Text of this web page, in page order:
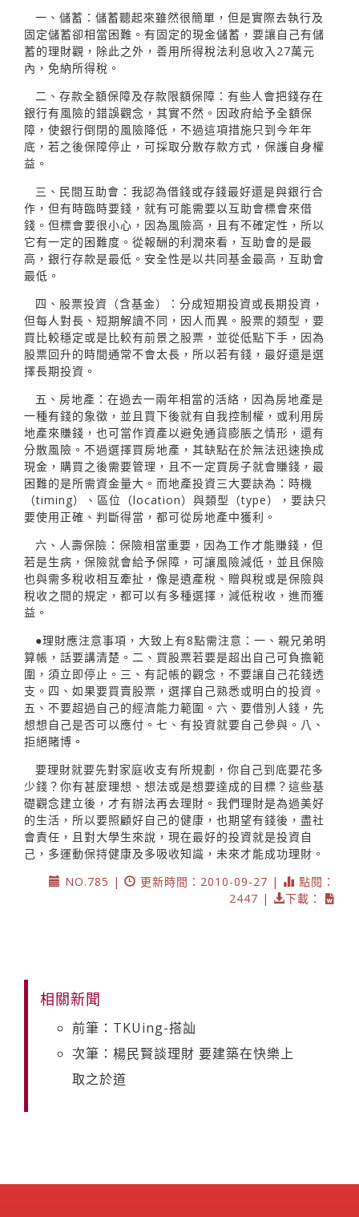
一、儲蓄：儲蓄聽起來雖然很簡單，但是實際去執行及
固定儲蓄卻相當困難。有固定的現金儲蓄，要讓自己有儲
蓄的理財觀，除此之外，善用所得稅法利息收入27萬元
內，免納所得稅。
二、存款全額保障及存款限額保障：有些人會把錢存在
銀行有風險的錯誤觀念，其實不然。因政府給予全額保
障，使銀行倒閉的風險降低，不過這項措施只到今年年
底，若之後保障停止，可採取分散存款方式，保護自身權
益。
三、民間互助會：我認為借錢或存錢最好還是與銀行合
作，但有時臨時要錢，就有可能需要以互助會標會來借
錢。但標會要很小心，因為風險高，且有不確定性，所以
它有一定的困難度。從報酬的利潤來看，互助會的是最
高，銀行存款是最低。安全性是以共同基金最高，互助會
最低。
四、股票投資（含基金）：分成短期投資或長期投資，
但每人對長、短期解讀不同，因人而異。股票的類型，要
買比較穩定或是比較有前景之股票，並從低點下手，因為
股票回升的時間通常不會太長，所以若有錢，最好還是選
擇長期投資。
五、房地產：在過去一兩年相當的活絡，因為房地產是
一種有錢的象徵，並且買下後就有自我控制權，或利用房
地產來賺錢，也可當作資產以避免通貨膨脹之情形，還有
分散風險。不過選擇買房地產，其缺點在於無法迅速換成
現金，購買之後需要管理，且不一定買房子就會賺錢，最
困難的是所需資金量大。而地產投資三大要訣為：時機
（timing）、區位（location）與類型（type），要訣只
要使用正確、判斷得當，都可從房地產中獲利。
六、人壽保險：保險相當重要，因為工作才能賺錢，但
若是生病，保險就會給予保障，可讓風險減低，並且保險
也與需多稅收相互牽扯，像是遺產稅、贈與稅或是保險與
稅收之間的規定，都可以有多種選擇，減低稅收，進而獲
益。
●理財應注意事項，大致上有8點需注意：一、親兄弟明
算帳，話要講清楚。二、買股票若要是超出自己可負擔範
圍，須立即停止。三、有記帳的觀念，不要讓自己花錢透
支。四、如果要買賣股票，選擇自己熟悉或明白的投資。
五、不要超過自己的經濟能力範圍。六、要借別人錢，先
想想自己是否可以應付。七、有投資就要自己參與。八、
拒絕賭博。
要理財就要先對家庭收支有所規劃，你自己到底要花多
少錢？你有甚麼理想、想法或是想要達成的目標？這些基
礎觀念建立後，才有辦法再去理財。我們理財是為過美好
的生活，所以要照顧好自己的健康，也期望有錢後，盡社
會責任，且對大學生來說，現在最好的投資就是投資自
己，多運動保持健康及多吸收知識，未來才能成功理財。
NO.785 |
更新時間：2010-09-27 |
點閱：
2447 |
下載：
相關新聞
前筆：TKUing-搭訕
次筆：楊民賢談理財 要建築在快樂上
取之於道